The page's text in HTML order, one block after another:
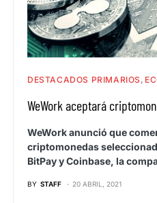
DESTACADOS PRIMARIOS
WeWork aceptará
WeWork anunció que
criptomonedas
BitPay y Coinbase, la
BY STAFF 20 ABRIL, 2021